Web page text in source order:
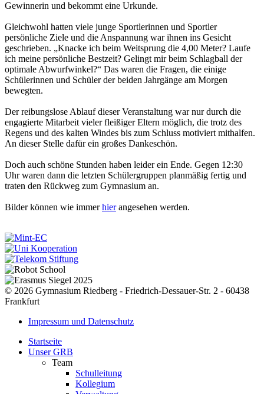
Gewinnerin und bekommt eine Urkunde.
Gleichwohl hatten viele junge Sportlerinnen und Sportler
persönliche Ziele und die Anspannung war ihnen ins Gesicht
geschrieben. „Knacke ich beim Weitsprung die 4,00 Meter? Laufe
ich meine persönliche Bestzeit? Gelingt mir beim Schlagball der
optimale Abwurfwinkel?“ Das waren die Fragen, die einige
Schülerinnen und Schüler der beiden Jahrgänge am Morgen
bewegten.
Der reibungslose Ablauf dieser Veranstaltung war nur durch die
engagierte Mitarbeit vieler fleißiger Eltern möglich, die trotz des
Regens und des kalten Windes bis zum Schluss motiviert mithalfen.
An dieser Stelle dafür ein großes Dankeschön.
Doch auch schöne Stunden haben leider ein Ende. Gegen 12:30
Uhr waren dann die letzten Schülergruppen planmäßig fertig und
traten den Rückweg zum Gymnasium an.
Bilder können wie immerhierangesehen werden.
© 2026 Gymnasium Riedberg - Friedrich-Dessauer-Str. 2 - 60438
Frankfurt
Impressum und Datenschutz
Startseite
Unser GRB
Team
Schulleitung
Kollegium